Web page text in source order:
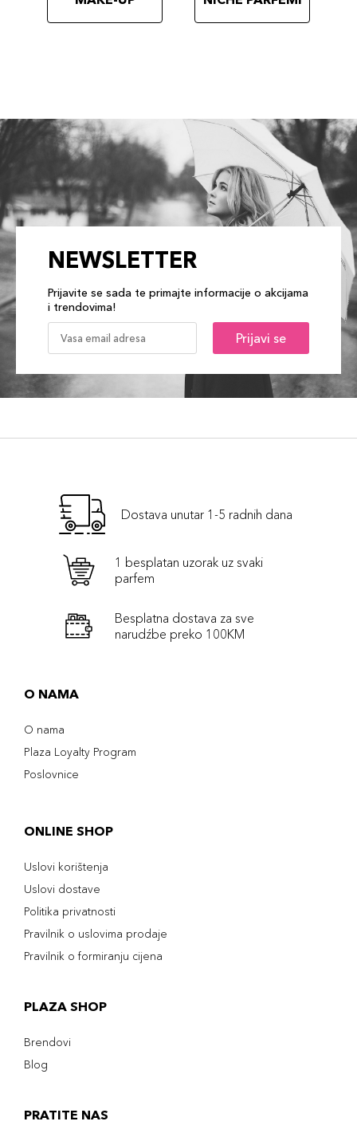
NEWSLETTER
Prijavite se sada te primajte informacije o akcijama
i trendovima!
Prijavi se
Dostava unutar 1-5 radnih dana
1 besplatan uzorak uz svaki
parfem
Besplatna dostava za sve
narudźbe preko 100KM
O NAMA
O nama
Plaza Loyalty Program
Poslovnice
ONLINE SHOP
Uslovi korištenja
Uslovi dostave
Politika privatnosti
Pravilnik o uslovima prodaje
Pravilnik o formiranju cijena
PLAZA SHOP
Brendovi
Blog
PRATITE NAS